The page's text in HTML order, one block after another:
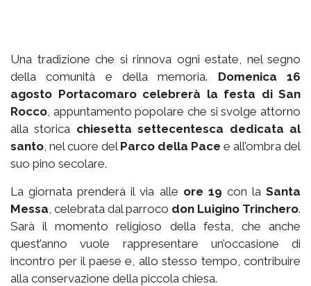
Una tradizione che si rinnova ogni estate, nel segno
della comunità e della memoria. Domenica 16
agosto Portacomaro celebrerà la festa di San
Rocco , appuntamento popolare che si svolge attorno
alla storica chiesetta settecentesca dedicata al
santo , nel cuore del Parco della Pace e all’ombra del
suo pino secolare.
La giornata prenderà il via alle ore 19 con laSanta
Messa , celebrata dal parroco don Luigino Trinchero.
Sarà il momento religioso della festa, che anche
quest’anno vuole rappresentare un’occasione di
incontro per il paese e, allo stesso tempo, contribuire
alla conservazione della piccola chiesa.